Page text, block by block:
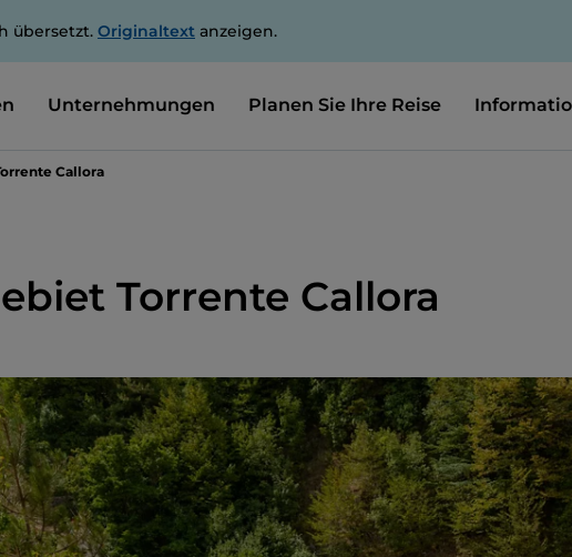
übersetzt. Originaltext anzeigen.
Unternehmungen Planen Sie Ihre Reise
Callora
Torrente Callora